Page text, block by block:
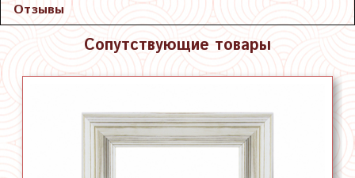
Отзывы
Сопутствующие товары